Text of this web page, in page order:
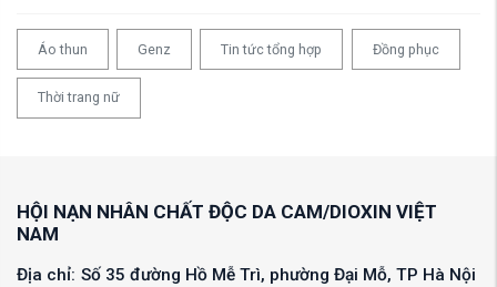
Áo thun Genz Tin tức tổng hợp Đồng phục
Thời trang nữ
HỘI NẠN NHÂN CHẤT ĐỘC DA CAM/DIOXIN VIỆT
NAM
Địa chỉ: Số 35 đường Hồ Mễ Trì, phường Đại Mỗ, TP Hà Nội